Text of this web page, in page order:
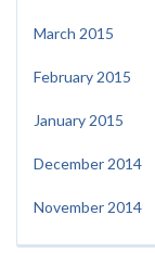
March 2015
February 2015
January 2015
December 2014
November 2014